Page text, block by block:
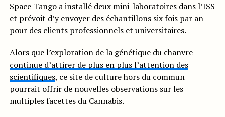
Space Tango a installé deux mini-laboratoires dans l’ISS
et prévoit d’y envoyer des échantillons six fois par an
pour des clients professionnels et universitaires.
Alors que l’exploration de la génétique du chanvre
continue d’attirer de plus en plus l’attention des
scientifiques, ce site de culture hors du commun
pourrait offrir de nouvelles observations sur les
multiples facettes du Cannabis.